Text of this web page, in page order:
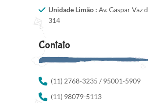
Unidade Limão : Av. Gaspar Vaz
314
Contato
(11) 2768-3235 / 95001-5909
(11) 98079-5113